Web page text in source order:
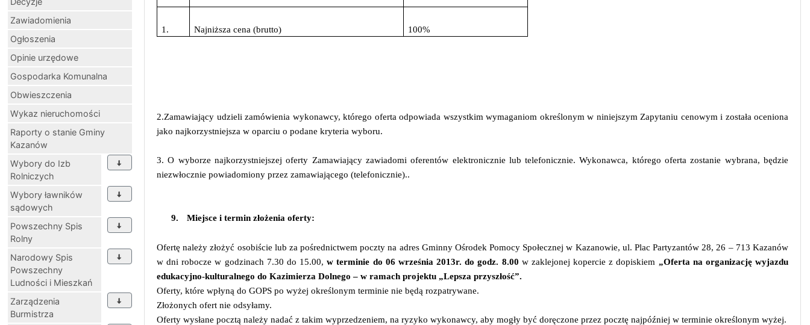
Zawiadomienia
Ogłoszenia
Opinie urzędowe
Gospodarka Komunalna
Obwieszczenia
Wykaz nieruchomości
Raporty o stanie Gminy
Kazanów
Wybory do Izb
Rolniczych
Wybory ławników
sądowych
Powszechny Spis
Rolny
Narodowy Spis
Powszechny
Ludności i Mieszkań
Zarządzenia
Burmistrza
1. Najniższa cena (brutto) 100%
2.Zamawiający udzieli zamówienia wykonawcy, którego oferta odpowiada wszystkim wymaganiom określonym w niniejszym Zapytaniu cenowym i została oceniona
jako najkorzystniejsza w oparciu o podane kryteria wyboru.
3. O wyborze najkorzystniejszej oferty Zamawiający zawiadomi oferentów elektronicznie lub telefonicznie. Wykonawca, którego oferta zostanie wybrana, będzie
niezwłocznie powiadomiony przez zamawiającego (telefonicznie)..
9. Miejsce i termin złożenia oferty:
Ofertę należy złożyć osobiście lub za pośrednictwem poczty na adres Gminny Ośrodek Pomocy Społecznej w Kazanowie, ul. Plac Partyzantów 28, 26 – 713 Kazanów
w dni robocze w godzinach 7.30 do 15.00,w terminie do 06 września 2013r. do godz. 8.00 w zaklejonej kopercie z dopiskiem „Oferta na organizację wyjazdu
edukacyjno-kulturalnego do Kazimierza Dolnego – w ramach projektu „Lepsza przyszłość”.
Oferty, które wpłyną do GOPS po wyżej określonym terminie nie będą rozpatrywane.
Złożonych ofert nie odsyłamy.
Oferty wysłane pocztą należy nadać z takim wyprzedzeniem, na ryzyko wykonawcy, aby mogły być doręczone przez pocztę najpóźniej w terminie określonym wyżej.